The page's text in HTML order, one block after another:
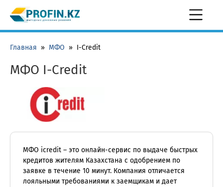
Главная » МФО » I-Credit
МФО I-Credit
МФО icredit – это онлайн-сервис по выдаче быстрых
кредитов жителям Казахстана с одобрением по
заявке в течение 10 минут. Компания отличается
лояльными требованиями к заемщикам и дает